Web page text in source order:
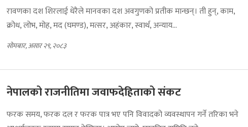
रावणका दश शिरलाई धेरैले मानवका दश अवगुणको प्रतीक मान्छन्। ती हुन्, काम,
क्रोध, लोभ, मोह, मद (घमण्ड), मत्सर, अहंकार, स्वार्थ, अन्याय...
सोमबार, असार २९, २०८३
नेपालको राजनीतिमा जवाफदेहिताको संकट
फरक समय, फरक दल र फरक पात्र भए पनि विवादको व्यवस्थापन गर्ने तरिका भने